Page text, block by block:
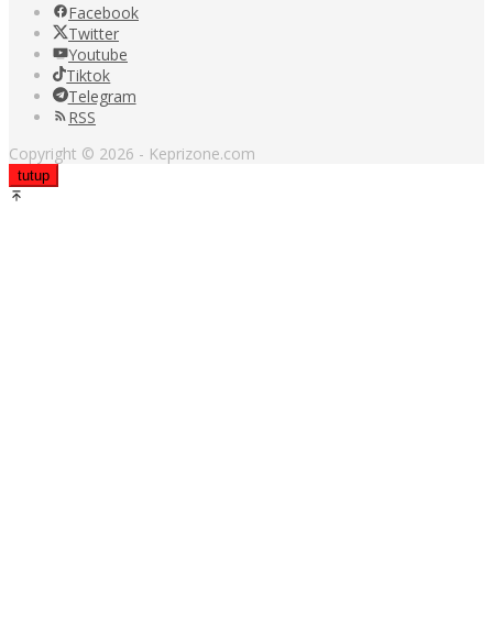
Facebook
Twitter
Youtube
Tiktok
Telegram
RSS
Copyright © 2026 - Keprizone.com
tutup